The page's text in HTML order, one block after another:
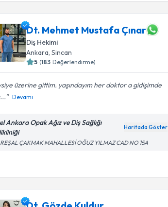
Dt. Mehmet Mustafa Çınar
Diş Hekimi
Ankara, Sincan
5 (183 Değerlendirme)
üzerine gittim. yaşındayım her doktor a gidişimde
Devamı
Ankara Opak Ağız ve Diş Sağlığı
Haritada Göster
ÇAKMAK MAHALLESİ OĞUZ YILMAZ CAD NO 15A